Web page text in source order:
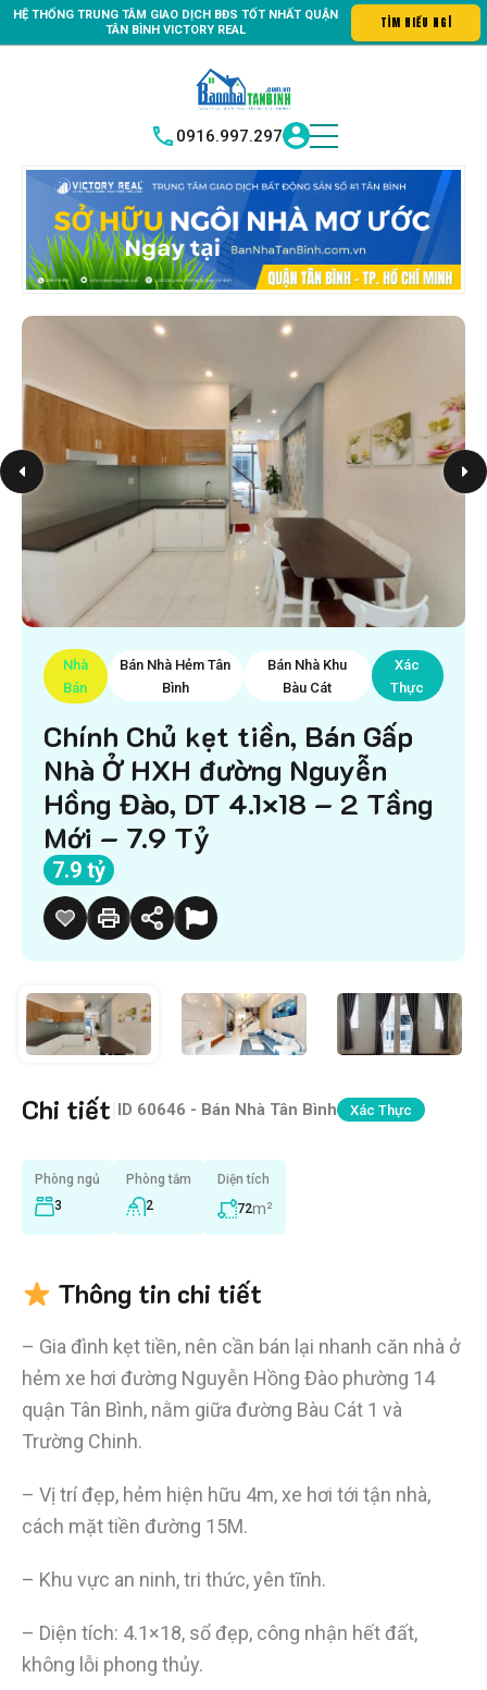
động sản quận Tân Bình "Nơi bạn tìm kiếm bất động sản
0916.997.297
Nhà
Bán
Bán Nhà Hẻm Tân
Bình
Bán Nhà Khu
Bàu Cát
Xác
Thực
Chính Chủ kẹt tiền, Bán Gấp
Nhà Ở HXH đường Nguyễn
Hồng Đào, DT 4.1×18 – 2 Tầng
Mới – 7.9 Tỷ
7.9 tỷ
Chi tiết ID 60646 - Bán Nhà Tân Bình Xác Thực
Phòng ngủ
3
Phòng tắm
2
Diện tích
72m²
Thông tin chi tiết
– Gia đình kẹt tiền, nên cần bán lại nhanh căn nhà ở
hẻm xe hơi đường Nguyễn Hồng Đào phường 14
quận Tân Bình, nằm giữa đường Bàu Cát 1 và
Trường Chinh.
– Vị trí đẹp, hẻm hiện hữu 4m, xe hơi tới tận nhà,
cách mặt tiền đường 15M.
– Khu vực an ninh, tri thức, yên tĩnh.
– Diện tích: 4.1×18, sổ đẹp, công nhận hết đất,
không lỗi phong thủy.
HỆ THỐNG TRUNG TÂM GIAO DỊCH BĐS TỐT NHẤT QUẬN
TÂN BÌNHVICTORY REAL TÌM|